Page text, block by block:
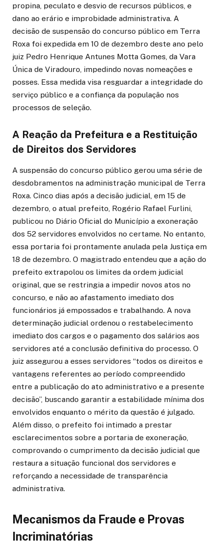
propina, peculato e desvio de recursos públicos, e
dano ao erário e improbidade administrativa. A
decisão de suspensão do concurso público em Terra
Roxa foi expedida em 10 de dezembro deste ano pelo
juiz Pedro Henrique Antunes Motta Gomes, da Vara
Única de Viradouro, impedindo novas nomeações e
posses. Essa medida visa resguardar a integridade do
serviço público e a confiança da população nos
processos de seleção.
A Reação da Prefeitura e a Restituição
de Direitos dos Servidores
A suspensão do concurso público gerou uma série de
desdobramentos na administração municipal de Terra
Roxa. Cinco dias após a decisão judicial, em 15 de
dezembro, o atual prefeito, Rogério Rafael Furlini,
publicou no Diário Oficial do Município a exoneração
dos 52 servidores envolvidos no certame. No entanto,
essa portaria foi prontamente anulada pela Justiça em
18 de dezembro. O magistrado entendeu que a ação do
prefeito extrapolou os limites da ordem judicial
original, que se restringia a impedir novos atos no
concurso, e não ao afastamento imediato dos
funcionários já empossados e trabalhando. A nova
determinação judicial ordenou o restabelecimento
imediato dos cargos e o pagamento dos salários aos
servidores até a conclusão definitiva do processo. O
juiz assegurou a esses servidores “todos os direitos e
vantagens referentes ao período compreendido
entre a publicação do ato administrativo e a presente
decisão”, buscando garantir a estabilidade mínima dos
envolvidos enquanto o mérito da questão é julgado.
Além disso, o prefeito foi intimado a prestar
esclarecimentos sobre a portaria de exoneração,
comprovando o cumprimento da decisão judicial que
restaura a situação funcional dos servidores e
reforçando a necessidade de transparência
administrativa.
Mecanismos da Fraude e Provas
Incriminatórias